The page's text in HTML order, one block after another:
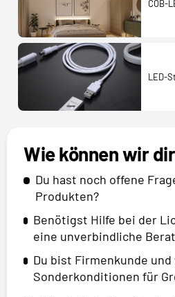
COB-
LED-
Wie können wir
Du hast noch offene
Produkten?
Benötigst Hilfe bei der
eine unverbindliche
Du bist Firmenkunde
Sonderkonditionen für